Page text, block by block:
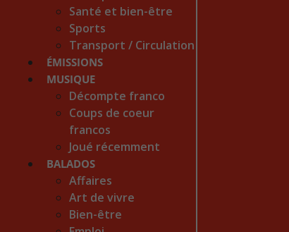
Santé et bien-être
Sports
Transport / Circulation
ÉMISSIONS
MUSIQUE
Décompte franco
Coups de coeur
francos
Joué récemment
BALADOS
Affaires
Art de vivre
Bien-être